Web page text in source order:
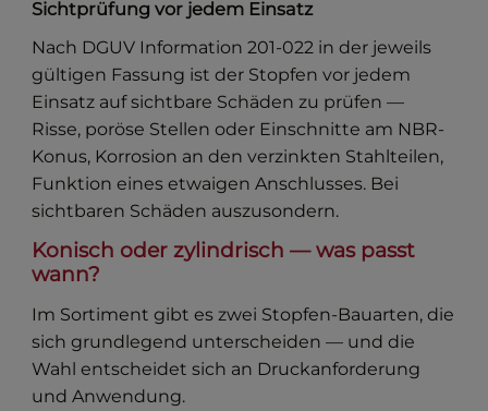
Sichtprüfung vor jedem Einsatz
Nach DGUV Information 201-022 in der jeweils
gültigen Fassung ist der Stopfen vor jedem
Einsatz auf sichtbare Schäden zu prüfen —
Risse, poröse Stellen oder Einschnitte am NBR-
Konus, Korrosion an den verzinkten Stahlteilen,
Funktion eines etwaigen Anschlusses. Bei
sichtbaren Schäden auszusondern.
Konisch oder zylindrisch — was passt
wann?
Im Sortiment gibt es zwei Stopfen-Bauarten, die
sich grundlegend unterscheiden — und die
Wahl entscheidet sich an Druckanforderung
und Anwendung.